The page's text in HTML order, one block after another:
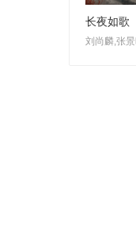
长夜如歌